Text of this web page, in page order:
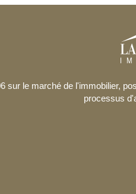
sur le marché de l'immobilier,
processus